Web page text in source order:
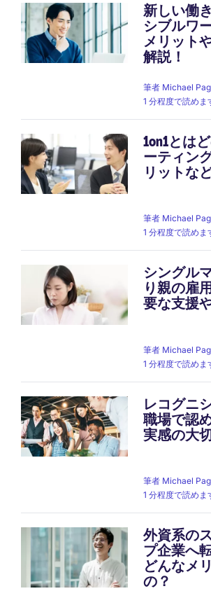
新しい働
シブルワ
メリット
解説！
筆者 Michael
1 分程度で読めま
1on1とは
ーティン
リットな
筆者 Michael
1 分程度で読めま
シングル
り親の雇
要な支援
筆者 Michael
1 分程度で読めま
レコグニ
職場で認
実感の大
筆者 Michael
1 分程度で読めま
外資系の
プ企業へ
どんなメ
の？